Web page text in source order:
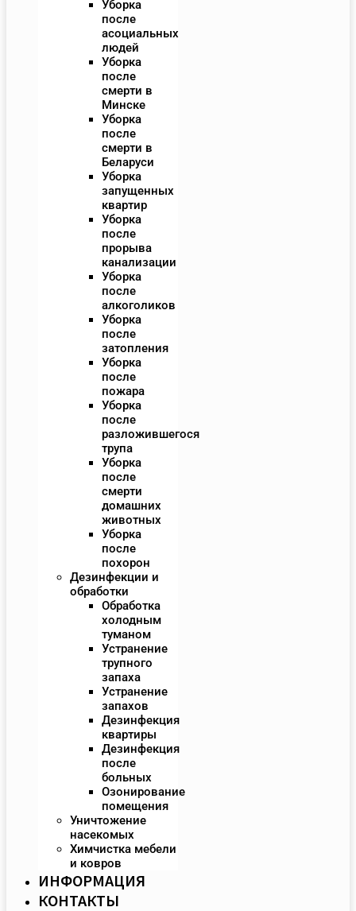
Уборка
после
асоциальных
людей
Уборка
после
смерти в
Минске
Уборка
после
смерти в
Беларуси
Уборка
запущенных
квартир
Уборка
после
прорыва
канализации
Уборка
после
алкоголиков
Уборка
после
затопления
Уборка
после
пожара
Уборка
после
разложившегося
трупа
Уборка
после
смерти
домашних
животных
Уборка
после
похорон
Дезинфекции и
обработки
Обработка
холодным
туманом
Устранение
трупного
запаха
Устранение
запахов
Дезинфекция
квартиры
Дезинфекция
после
больных
Озонирование
помещения
Уничтожение
насекомых
Химчистка мебели
и ковров
ИНФОРМАЦИЯ
КОНТАКТЫ